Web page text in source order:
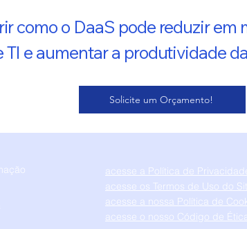
como o DaaS pode reduzir em
TI e aumentar a produtividade
Solicite um Orçamento!
acesse a Política de
acesse os Termos de Uso do
acesse a nossa Política de
acesse o nosso Código de